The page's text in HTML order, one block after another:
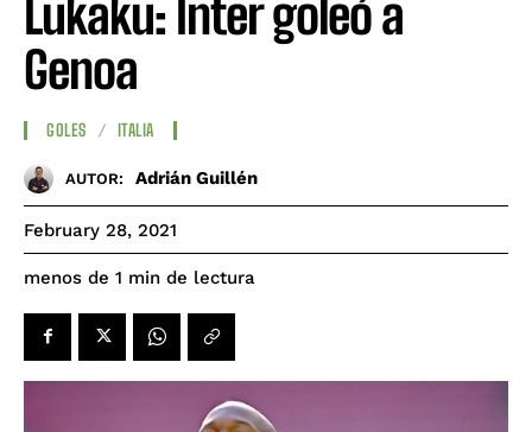
Lukaku: Inter goleó a
Genoa
GOLES ITALIA
AUTOR: Adrián Guillén
February 28, 2021
menos de 1 min de lectura